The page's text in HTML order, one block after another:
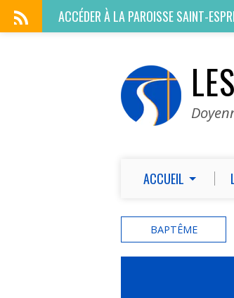
ACCÉDER À LAPAROISSE SAINT-
ACCUEIL
BAPTÊME